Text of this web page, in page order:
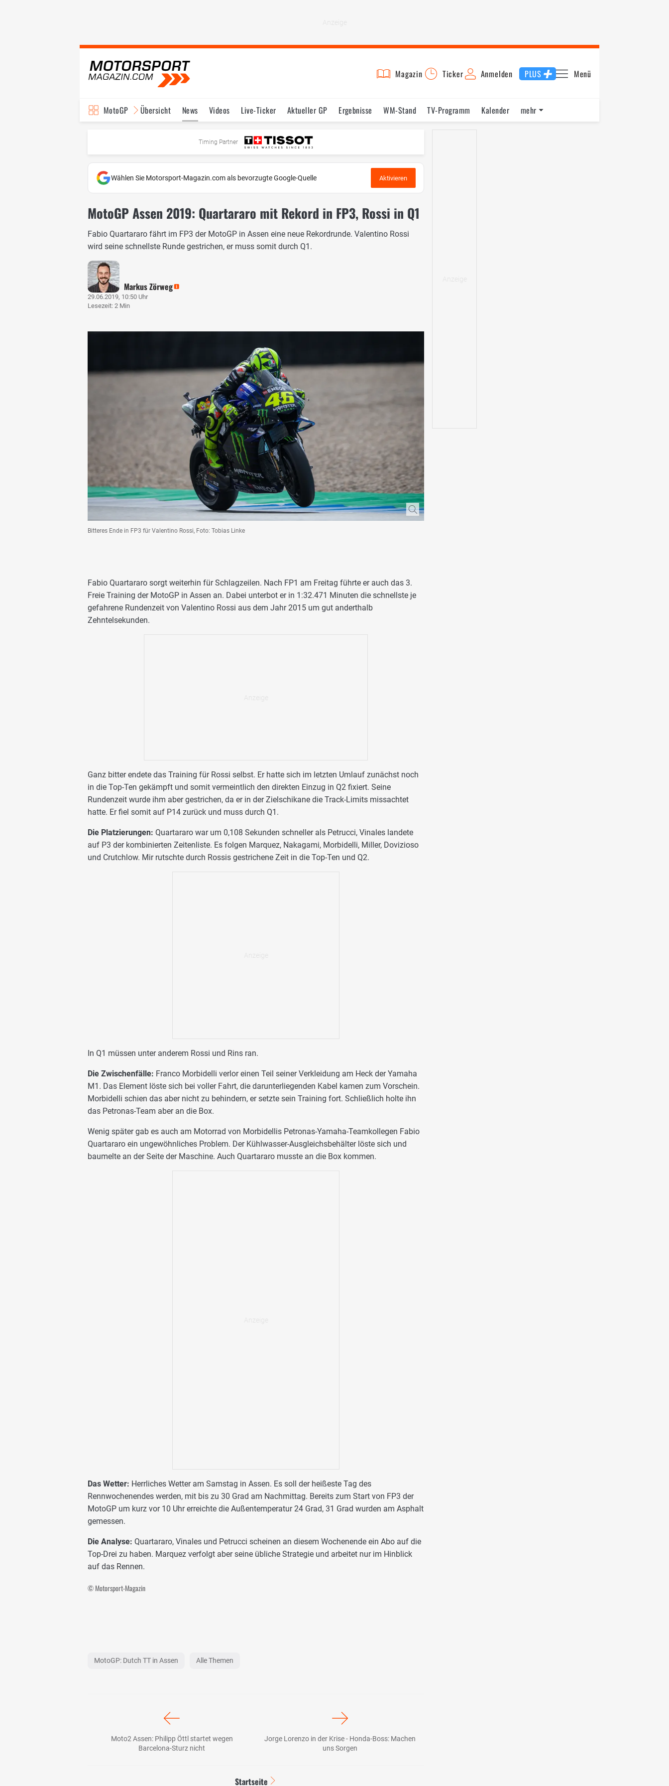
Magazin Ticker Anmelden PLUS Menü
MotoGP Übersicht News Videos Live-Ticker Aktueller GP Ergebnisse WM-Stand TV-Programm
Kalender
Testfahrten Reglement
mehr
Timing Partner
Wählen Sie Motorsport-Magazin.com als bevorzugte Google-Quelle Aktivieren
MotoGP Assen 2019: Quartararo mit Rekord in FP3, Rossi in Q1
Fabio Quartararo fährt im FP3 der MotoGP in Assen eine neue Rekordrunde. Valentino Rossi
wird seine schnellste Runde gestrichen, er muss somit durch Q1.
Markus Zörweg
29.06.2019, 10:50 Uhr
Lesezeit: 2 Min
Bitteres Ende in FP3 für Valentino Rossi, Foto: Tobias Linke
Fabio Quartararo sorgt weiterhin für Schlagzeilen. Nach FP1 am Freitag führte er auch das 3.
Freie Training der MotoGP in Assen an. Dabei unterbot er in 1:32.471 Minuten die schnellste je
gefahrene Rundenzeit von Valentino Rossi aus dem Jahr 2015 um gut anderthalb
Zehntelsekunden.
Ganz bitter endete das Training für Rossi selbst. Er hatte sich im letzten Umlauf zunächst noch
in die Top-Ten gekämpft und somit vermeintlich den direkten Einzug in Q2 fixiert. Seine
Rundenzeit wurde ihm aber gestrichen, da er in der Zielschikane die Track-Limits missachtet
hatte. Er fiel somit auf P14 zurück und muss durch Q1.
Die Platzierungen: Quartararo war um 0,108 Sekunden schneller als Petrucci, Vinales landete
auf P3 der kombinierten Zeitenliste. Es folgen Marquez, Nakagami, Morbidelli, Miller, Dovizioso
und Crutchlow. Mir rutschte durch Rossis gestrichene Zeit in die Top-Ten und Q2.
In Q1 müssen unter anderem Rossi und Rins ran.
Die Zwischenfälle: Franco Morbidelli verlor einen Teil seiner Verkleidung am Heck der Yamaha
M1. Das Element löste sich bei voller Fahrt, die darunterliegenden Kabel kamen zum Vorschein.
Morbidelli schien das aber nicht zu behindern, er setzte sein Training fort. Schließlich holte ihn
das Petronas-Team aber an die Box.
Wenig später gab es auch am Motorrad von Morbidellis Petronas-Yamaha-Teamkollegen Fabio
Quartararo ein ungewöhnliches Problem. Der Kühlwasser-Ausgleichsbehälter löste sich und
baumelte an der Seite der Maschine. Auch Quartararo musste an die Box kommen.
Das Wetter: Herrliches Wetter am Samstag in Assen. Es soll der heißeste Tag des
Rennwochenendes werden, mit bis zu 30 Grad am Nachmittag. Bereits zum Start von FP3 der
MotoGP um kurz vor 10 Uhr erreichte die Außentemperatur 24 Grad, 31 Grad wurden am Asphalt
gemessen.
Die Analyse: Quartararo, Vinales und Petrucci scheinen an diesem Wochenende ein Abo auf die
Top-Drei zu haben. Marquez verfolgt aber seine übliche Strategie und arbeitet nur im Hinblick
auf das Rennen.
© Motorsport-Magazin
MotoGP: Dutch TT in Assen Alle Themen
Moto2 Assen: Philipp Öttl startet wegen
Barcelona-Sturz nicht
Jorge Lorenzo in der Krise - Honda-Boss: Machen
uns Sorgen
Startseite